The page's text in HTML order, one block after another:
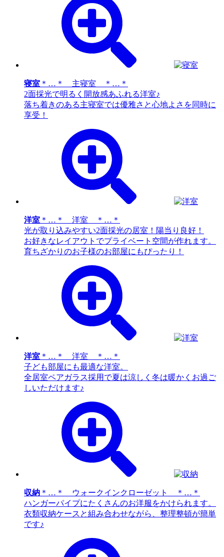
寝室 ＊…＊ 主寝室 ＊…＊
2面採光で明るく開放感あふれる洋室♪
落ち着きのある主寝室では優雅さと心地よさを同時に
享受！
洋室 ＊…＊ 洋室 ＊…＊
光が取り込みやすい2面採光の居室！陽当り良好！
お好きなレイアウトでプライベート空間が作れます。
育ちざかりのお子様のお部屋にもぴったり！
洋室 ＊…＊ 洋室 ＊…＊
子ども部屋にも最適な洋室。
全居室ペアガラス採用で夏は涼しく冬は暖かくお過ご
しいただけます♪
収納 ＊…＊ ウォークインクローゼット ＊…＊
ハンガーパイプにたくさんのお洋服をかけられます。
衣類収納ケースと組み合わせながら、整理整頓が簡単
です♪